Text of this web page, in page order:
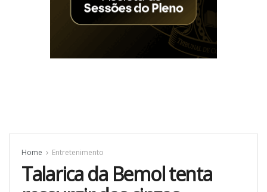
Home Entretenimento
Talarica da Bemol tenta